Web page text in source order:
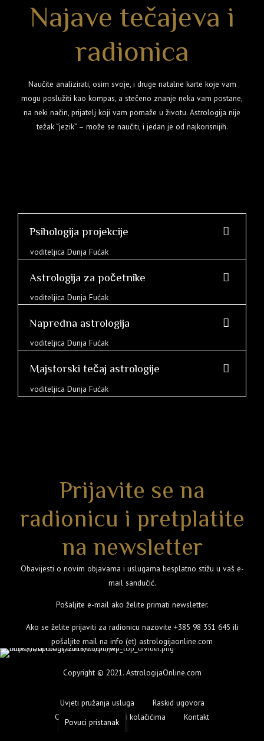
Najave tečajeva i
radionica
Naučite analizirati, osim svoje, i druge natalne karte koje vam
mogu poslužiti kao kompas, a stečeno znanje neka vam postane,
na neki način, prijatelj koji vam pomaže u životu. Astrologija nije
težak “jezik” – može se naučiti, i jedan je od najkorisnijih.
Psihologija projekcije
voditeljica Dunja Fućak
Astrologija za početnike
voditeljica Dunja Fućak
Napredna astrologija
voditeljica Dunja Fućak
Majstorski tečaj astrologije
voditeljica Dunja Fućak
Prijavite se na
radionicu i pretplatite
na newsletter
Obavijesti o novim objavama i uslugama besplatno stižu u vaš e-
mail sandučić.
Pošaljite e-mail ako želite primati newsletter.
Ako se želite prijaviti za radionicu nazovite +385 98 351 645 ili
pošaljite mail na info (et) astrologijaonline.com
Copyright © 2021. AstrologijaOnline.com
Uvjeti pružanja usluga
Raskid ugovora
O Politici privatnosti i kolačićima
Kontakt
Povuci pristanak